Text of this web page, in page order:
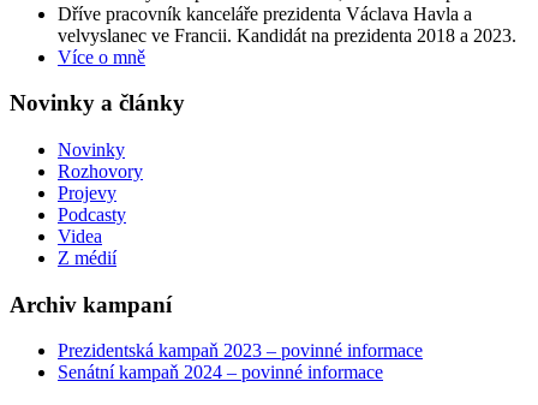
Dříve pracovník kanceláře prezidenta Václava Havla a
velvyslanec ve Francii. Kandidát na prezidenta 2018 a 2023.
Více o mně
Novinky a články
Novinky
Rozhovory
Projevy
Podcasty
Videa
Z médií
Archiv kampaní
Prezidentská kampaň 2023 – povinné informace
Senátní kampaň 2024 – povinné informace